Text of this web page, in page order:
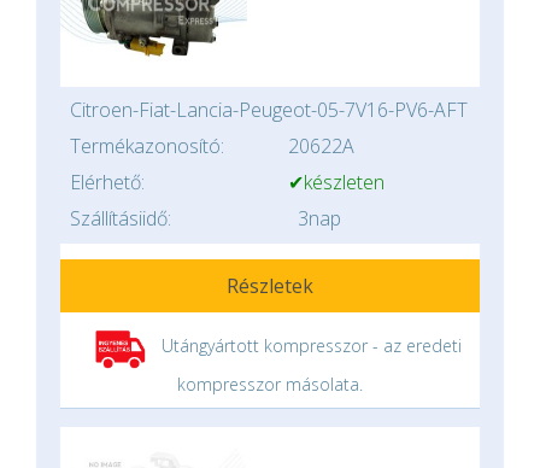
Citroen-Fiat-Lancia-Peugeot-05-7V16-PV6-AFT
Termékazonosító:
20622A
Elérhető:
✔készleten
Szállításiidő:
3nap
Részletek
Utángyártott kompresszor - az eredeti
kompresszor másolata.